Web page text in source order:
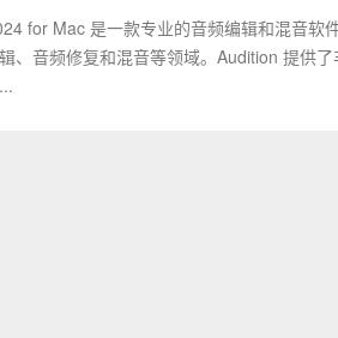
for Mac 是一款专业的音频编辑和混音软
、音频修复和混音等领域。Audition 提供